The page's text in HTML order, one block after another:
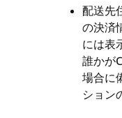
配送先
の決済
には表
誰かが
場合に
ション